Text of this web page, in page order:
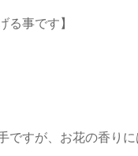
る事です】
すが、お花の香りに